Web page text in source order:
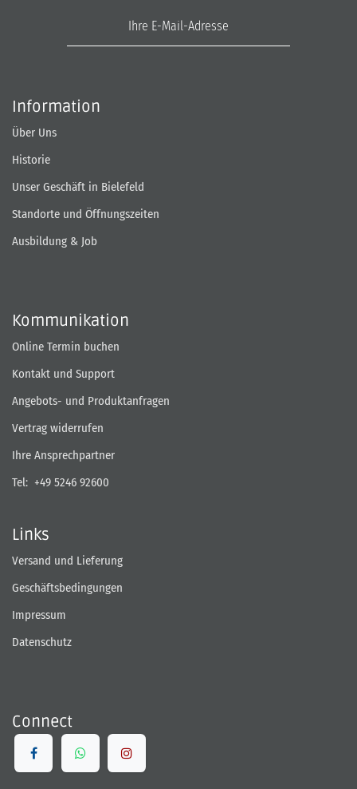
Information
Über Uns
Historie
Unser Geschäft in Bielefeld
Standorte und Öffnungszeiten
Ausbildung & Job
Kommunikation
Online Termin buchen
Kontakt und Support
Angebots- und Produktanfragen
Vertrag widerrufen
Ihre Ansprechpartner
Tel: +49 5246 92600
Links
Versand und Lieferung
Geschäftsbedingungen
Impressum
Datenschutz
Connect